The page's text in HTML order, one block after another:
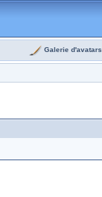
Galerie d'avatars